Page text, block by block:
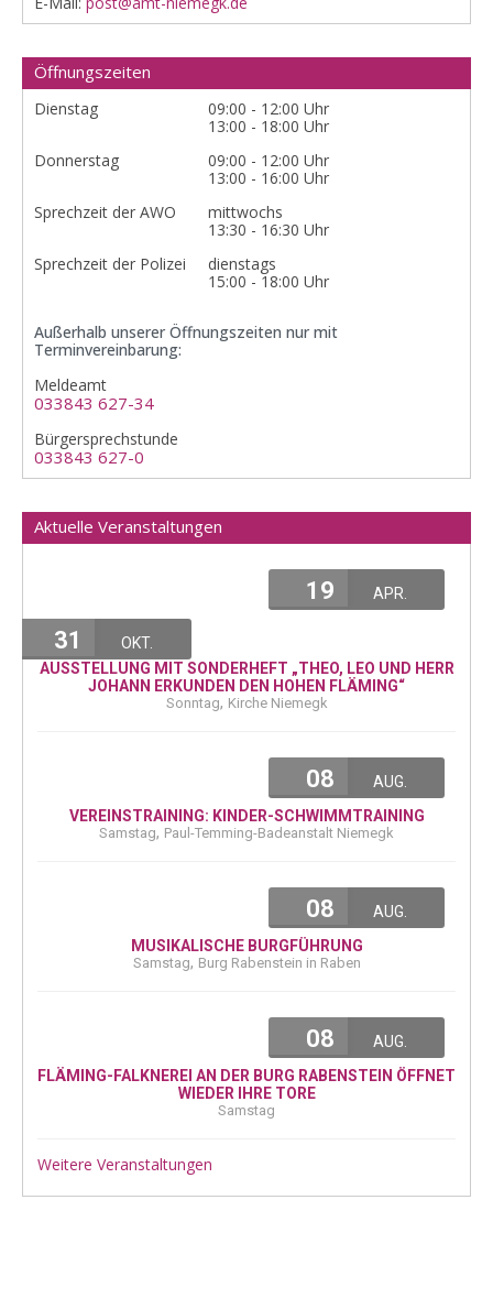
Öffnungszeiten
Dienstag
09:00 - 12:00 Uhr
13:00 - 18:00 Uhr
Donnerstag
09:00 - 12:00 Uhr
13:00 - 16:00 Uhr
Sprechzeit der AWO
mittwochs
13:30 - 16:30 Uhr
Sprechzeit der Polizei
dienstags
15:00 - 18:00 Uhr
Außerhalb unserer Öffnungszeiten nur mit
Terminvereinbarung:
Meldeamt
033843 627-34
Bürgersprechstunde
033843 627-0
Aktuelle Veranstaltungen
19 APR.
31
OKT.
AUSSTELLUNG MIT SONDERHEFT „THEO, LEO UND HERR
JOHANN ERKUNDEN DEN HOHEN FLÄMING“
Sonntag, Kirche Niemegk
08
AUG.
VEREINSTRAINING: KINDER-SCHWIMMTRAINING
Samstag, Paul-Temming-Badeanstalt Niemegk
08
AUG.
MUSIKALISCHE BURGFÜHRUNG
Samstag, Burg Rabenstein in Raben
08
AUG.
FLÄMING-FALKNEREI AN DER BURG RABENSTEIN ÖFFNET
WIEDER IHRE TORE
Samstag
Weitere Veranstaltungen